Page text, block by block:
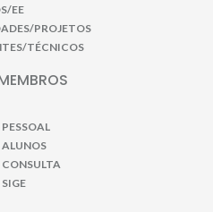
EE
PROJETOS
TÉCNICOS